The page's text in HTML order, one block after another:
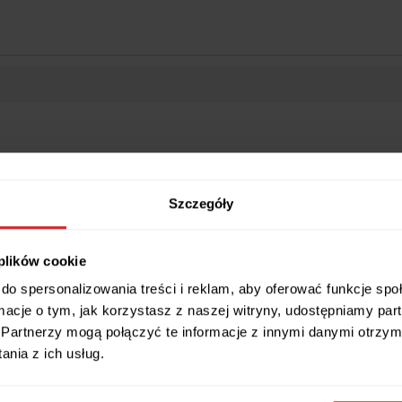
Szczegóły
cookie
spersonalizowania treści i reklam, aby oferować funkcje
o tym, jak korzystasz z naszej witryny, udostępniamy
mogą połączyć te informacje z innymi danymi
z ich usług.
sufitowa na belce
która świetnie odnajduje się w aranżacjach loftowych,
Lampa składa się z trzech abażurów (ok. 12 cm wysokości i
tekstylnej podklejonej folią PCV, co wpływa na trwałość oraz
70 cm szerokości oraz 40 cm wysokości. HOLLYWOOD jest